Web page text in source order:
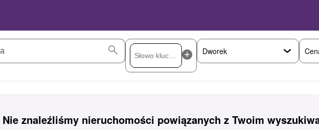
znaleźliśmy nieruchomości powiązanych z Twoim